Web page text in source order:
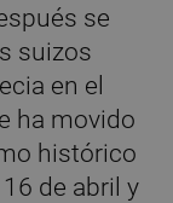
se
suizos
en el
ha movido
histórico
de abril y